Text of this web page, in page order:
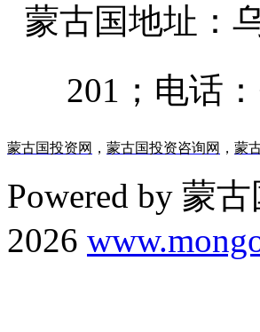
蒙古国地址：
201；电话
蒙古国投资网 ， 蒙古国投资咨询网 ， 蒙
Powered by 蒙
2026